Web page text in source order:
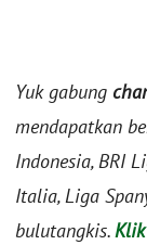
Yuk gabung
mendapatkan
Indonesia, BRI
Italia, Liga
bulutangkis.